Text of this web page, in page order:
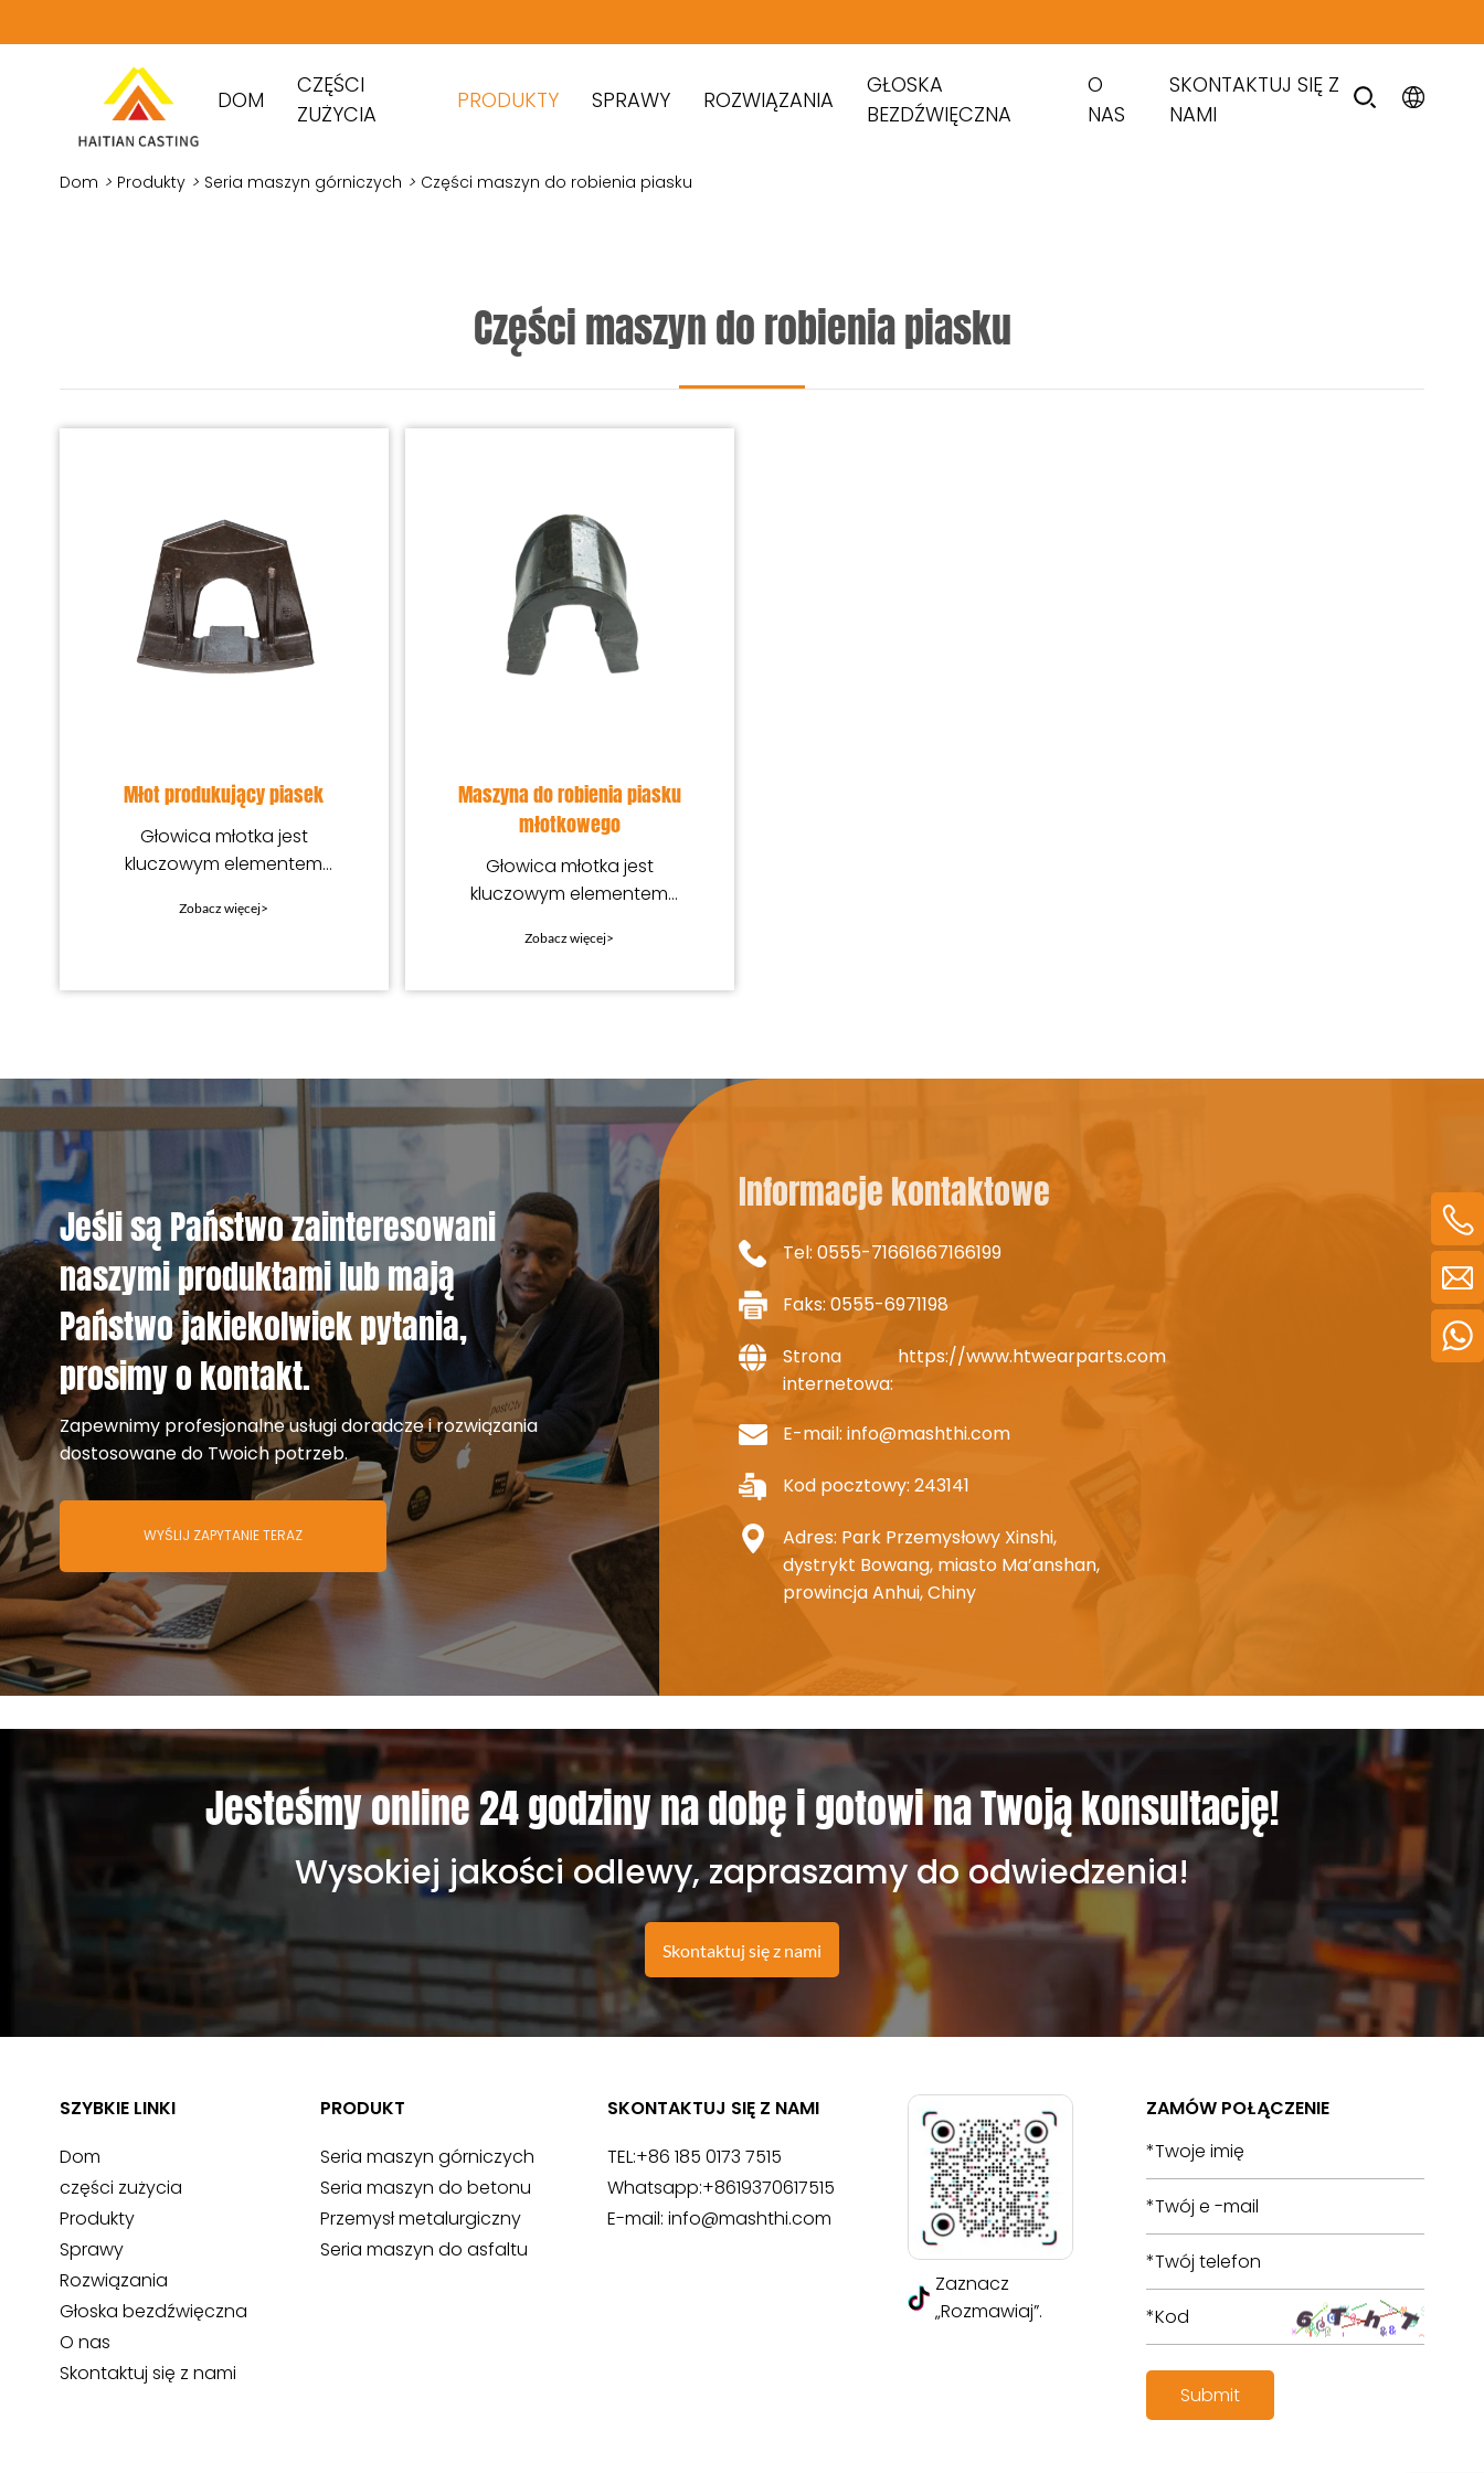
DOM
CZĘŚCI
ZUŻYCIA
PRODUKTY SPRAWY ROZWIĄZANIA
GŁOSKA
BEZDŹWIĘCZNA
O
NAS
SKONTAKTUJ SIĘ Z
NAMI
Dom > Produkty > Seria maszyn górniczych > Części maszyn do robienia piasku
Części maszyn do robienia piasku
Młot produkujący piasek
Głowica młotka jest
kluczowym elementem
kruszenia i drobnego
Zobacz więcej>
Maszyna do robienia piasku
młotkowego
Głowica młotka jest
kluczowym elementem
kruszenia i drobnego
Zobacz więcej>
CZĘSTOTLIWOŚĆ WIDEO
Jeśli są Państwo zainteresowani
naszymi produktami lub mają
Państwo jakiekolwiek pytania,
prosimy o kontakt.
Zapewnimy profesjonalne usługi doradcze i rozwiązania
dostosowane do Twoich potrzeb.
WYŚLIJ ZAPYTANIE TERAZ
Informacje kontaktowe
Tel: 0555-71661667166199
Faks: 0555-6971198
Strona
internetowa:
https://www.htwearparts.com
E-mail: info@mashthi.com
Kod pocztowy: 243141
Adres: Park Przemysłowy Xinshi,
dystrykt Bowang, miasto Ma’anshan,
prowincja Anhui, Chiny
Jesteśmy online 24 godziny na dobę i gotowi na Twoją konsultację!
Wysokiej jakości odlewy, zapraszamy do odwiedzenia!
Skontaktuj się z nami
SZYBKIE LINKI
Dom
części zużycia
Produkty
Sprawy
Rozwiązania
Głoska bezdźwięczna
O nas
Skontaktuj się z nami
PRODUKT
Seria maszyn górniczych
Seria maszyn do betonu
Przemysł metalurgiczny
Seria maszyn do asfaltu
SKONTAKTUJ SIĘ Z NAMI
TEL:+86 185 0173 7515
Whatsapp:+8619370617515
E-mail: info@mashthi.com
Zaznacz
„Rozmawiaj”.
ZAMÓW POŁĄCZENIE